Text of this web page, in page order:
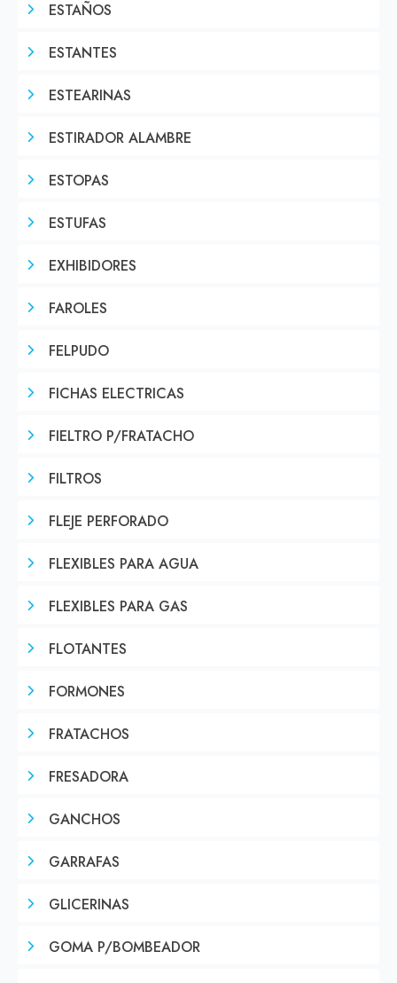
ESTAÑOS
ESTANTES
ESTEARINAS
ESTIRADOR ALAMBRE
ESTOPAS
ESTUFAS
EXHIBIDORES
FAROLES
FELPUDO
FICHAS ELECTRICAS
FIELTRO P/FRATACHO
FILTROS
FLEJE PERFORADO
FLEXIBLES PARA AGUA
FLEXIBLES PARA GAS
FLOTANTES
FORMONES
FRATACHOS
FRESADORA
GANCHOS
GARRAFAS
GLICERINAS
GOMA P/BOMBEADOR